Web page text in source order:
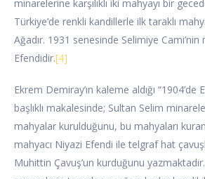
minarelerine karşılıklı iki mahyayı bir
Türkiye’de renkli kandillerle ilk taraklı
Ağadır. 1931 senesinde Selimiye Cami’nin
Efendidir.[4]
Ekrem Demiray’ın kaleme aldığı “1904’de
başlıklı makalesinde; Sultan Selim
mahyalar kurulduğunu, bu mahyaları
mahyacı Niyazi Efendi ile telgraf hat
Muhittin Çavuş’un kurduğunu